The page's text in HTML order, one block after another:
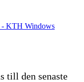
- KTH Windows
till den senaste